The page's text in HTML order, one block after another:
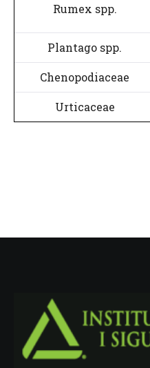
Rumex spp.
Plantago spp.
Chenopodiaceae
Urticaceae